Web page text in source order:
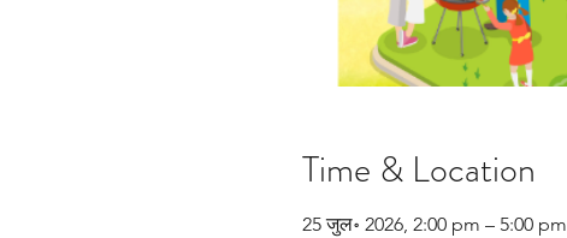
Time & Location
25 जुल॰ 2026, 2:00 pm – 5:00 pm